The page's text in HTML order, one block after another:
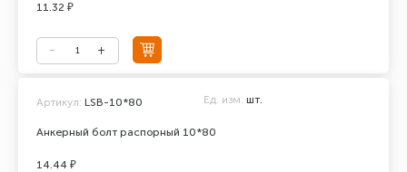
11.32 ₽
Анкерный болт распорный 10*80
Артикул: LSB-10*80 Ед. изм. шт.
14.44 ₽